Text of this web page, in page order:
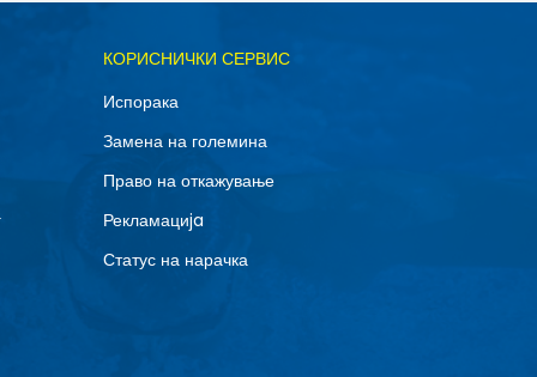
КОРИСНИЧКИ СЕРВИС
Испорака
Замена на големина
Право на откажување
Рекламациja
Статус на нарачка